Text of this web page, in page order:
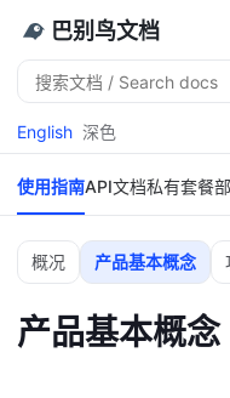
巴别鸟文档
搜
索
English 深色
使用指南API文档私有套餐
概况 产品基本概念
产品基本概念